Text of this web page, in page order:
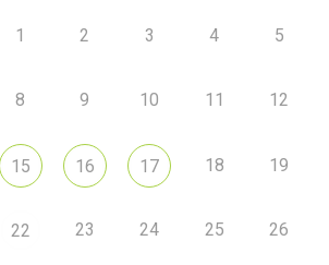
1 2 3 4 5
8 9 10 11 12
15 16 17 18 19
22 23 24 25 26